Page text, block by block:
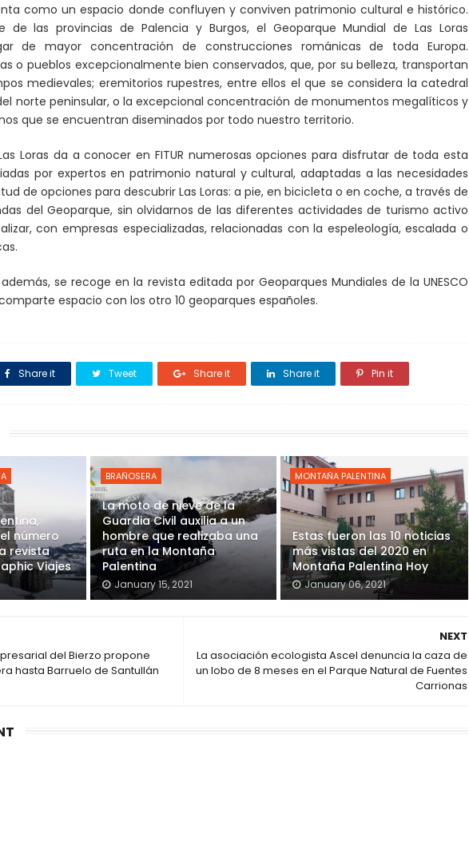
como un espacio donde confluyen y conviven patrimonio cultural e histórico.
las provincias de Palencia y Burgos, el Geoparque Mundial de Las Loras
de mayor concentración de construcciones románicas de toda Europa.
o pueblos excepcionalmente bien conservados, que, por su belleza, transportan
medievales; eremitorios rupestres, entre ellos el que se considera la catedral
norte peninsular, o la excepcional concentración de monumentos megalíticos y
que se encuentran diseminados por todo nuestro territorio.
Loras da a conocer en FITUR numerosas opciones para disfrutar de toda esta
por expertos en patrimonio natural y cultural, adaptadas a las necesidades
de opciones para descubrir Las Loras: a pie, en bicicleta o en coche, a través de
del Geoparque, sin olvidarnos de las diferentes actividades de turismo activo
con empresas especializadas, relacionadas con la espeleología, escalada o
se recoge en la revista editada por Geoparques Mundiales de la UNESCO
espacio con los otro 10 geoparques españoles.
Share it Tweet Share it Share it Pin it
número
revista
Viajes
BRAÑOSERA
La moto de nieve de la
Guardia Civil auxilia a un
hombre que realizaba una
ruta en la Montaña
Palentina
January 15, 2021
MONTAÑA PALENTINA
Estas fueron las 10 noticias
más vistas del 2020 en
Montaña Palentina Hoy
January 06, 2021
NEXT
La asociación ecologista Ascel denuncia la caza de
un lobo de 8 meses en el Parque Natural de Fuentes
Carrionas
del Bierzo propone
hasta Barruelo de Santullán